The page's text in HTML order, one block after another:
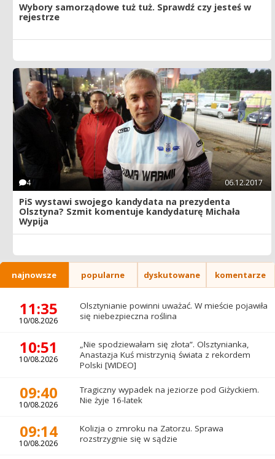
Wybory samorządowe tuż tuż. Sprawdź czy jesteś w
rejestrze
4 06.12.2017
PiS wystawi swojego kandydata na prezydenta
Olsztyna? Szmit komentuje kandydaturę Michała
Wypija
najnowsze popularne dyskutowane komentarze
11:35
10/08.2026
Olsztynianie powinni uważać. W mieście pojawiła
się niebezpieczna roślina
10:51
10/08.2026
„Nie spodziewałam się złota”. Olsztynianka,
Anastazja Kuś mistrzynią świata z rekordem
Polski [WIDEO]
09:40
10/08.2026
Tragiczny wypadek na jeziorze pod Giżyckiem.
Nie żyje 16-latek
09:14
10/08.2026
Kolizja o zmroku na Zatorzu. Sprawa
rozstrzygnie się w sądzie